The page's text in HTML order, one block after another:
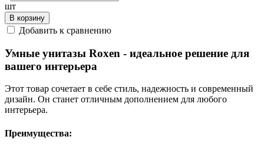
шт
В корзину
Добавить к сравнению
Умные унитазы Roxen - идеальное решение для
вашего интерьера
Этот товар сочетает в себе стиль, надежность и современный
дизайн. Он станет отличным дополнением для любого
интерьера.
Преимущества: